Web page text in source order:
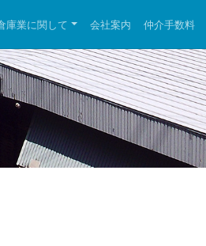
庫業に関して 会社案内 仲介手数料